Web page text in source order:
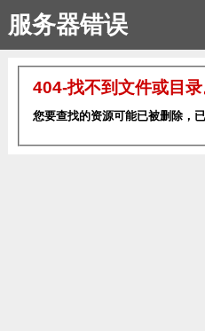
服务器错误
404-找不到文件或目录
您要查找的资源可能已被删除，